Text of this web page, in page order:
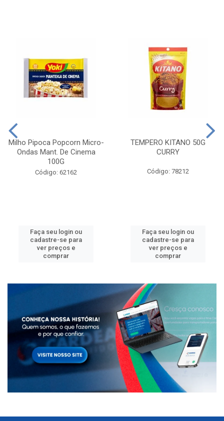
Milho Pipoca Popcorn Micro-
Ondas Mant. De Cinema
100G
Código: 62162
Faça seu login ou
cadastre-se para
ver preços e
comprar
TEMPERO KITANO 50G
CURRY
Código: 78212
Faça seu login ou
cadastre-se para
ver preços e
comprar